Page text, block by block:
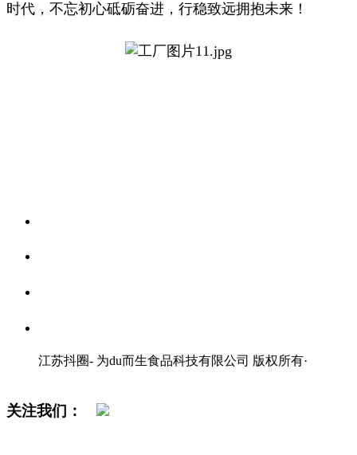
时代，不忘初心砥砺奋进，行稳致远拥抱未来！
江苏抖圈- 为du而生食品科技有限公司 版权所有·
关注我们：